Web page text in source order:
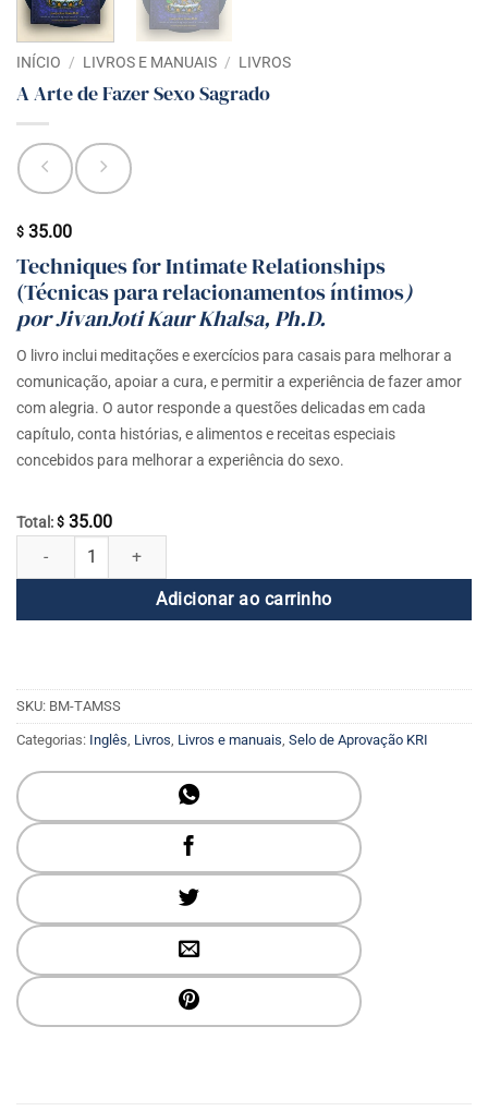
INÍCIO / LIVROS E MANUAIS / LIVROS
A Arte de Fazer Sexo Sagrado
$ 35.00
Techniques for Intimate Relationships
(Técnicas para relacionamentos íntimos)
por JivanJoti Kaur Khalsa, Ph.D.
O livro inclui meditações e exercícios para casais para melhorar a
comunicação, apoiar a cura, e permitir a experiência de fazer amor
com alegria. O autor responde a questões delicadas em cada
capítulo, conta histórias, e alimentos e receitas especiais
concebidos para melhorar a experiência do sexo.
Total: $ 35.00
A Arte de Fazer Sexo Sagrado quantidade
Adicionar ao carrinho
SKU: BM-TAMSS
Categorias: Inglês Livros Livros e manuais Selo de Aprovação KRI